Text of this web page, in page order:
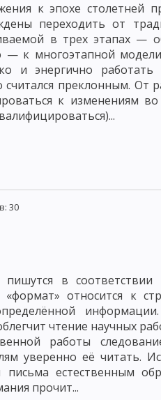
СОЕДИНЕНИЯ АНТИГЕНА С
РЕАКЦИЯ АГГЛЮТИНАЦИИ
ФЛЮОРЕСЦИРУЮЩИХ АНТИТЕЛ
РЕАКЦИИ НЕМЕДЛЕННОГО ТИПА
ДЕРМАТИТЫ
ПАЛОЧКА
КЛОСТРИДИИ ПЕРФРИНГЕНС
БОТУЛИЗМА ПАТОГЕННЫЕ
КЛЕЩЕВОГО ВОЗРАТНОГО ТИФА
КЛЕЩЕВОГО РИККЕТСИОЗА
к эпохе столетней
переходить от
в трех этапах —
— к многоэтапной
и энергично работать
считался преклонным. От
к изменениям
30
в соответствии
относится к
чтение научных
работы
уверенно её читать.
письма естественным
прочит...